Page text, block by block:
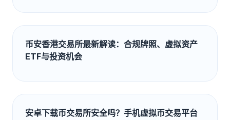
币安香港交易所最新解读：合规牌照、虚拟资产
ETF与投资机会
安卓下载币交易所安全吗？手机虚拟币交易平台